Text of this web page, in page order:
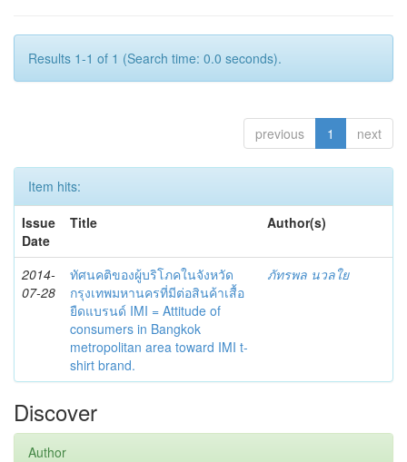
Results 1-1 of 1 (Search time: 0.0 seconds).
previous 1 next
Item hits:
Issue
Date
Title Author(s)
2014-
07-28
ทัศนคติของผู้บริโภคในจังหวัด
กรุงเทพมหานครที่มีต่อสินค้าเสื้อ
ยืดแบรนด์ IMI = Attitude of
consumers in Bangkok
metropolitan area toward IMI t-
shirt brand.
ภัทรพล นวลใย
Discover
Author